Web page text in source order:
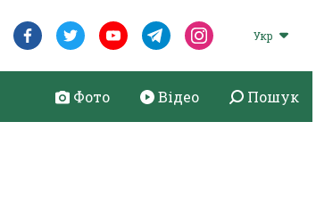
Укр
Фото Відео Пошук